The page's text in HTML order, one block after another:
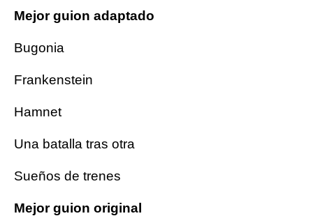
Mejor guion adaptado
Bugonia
Frankenstein
Hamnet
Una batalla tras otra
Sueños de trenes
Mejor guion original